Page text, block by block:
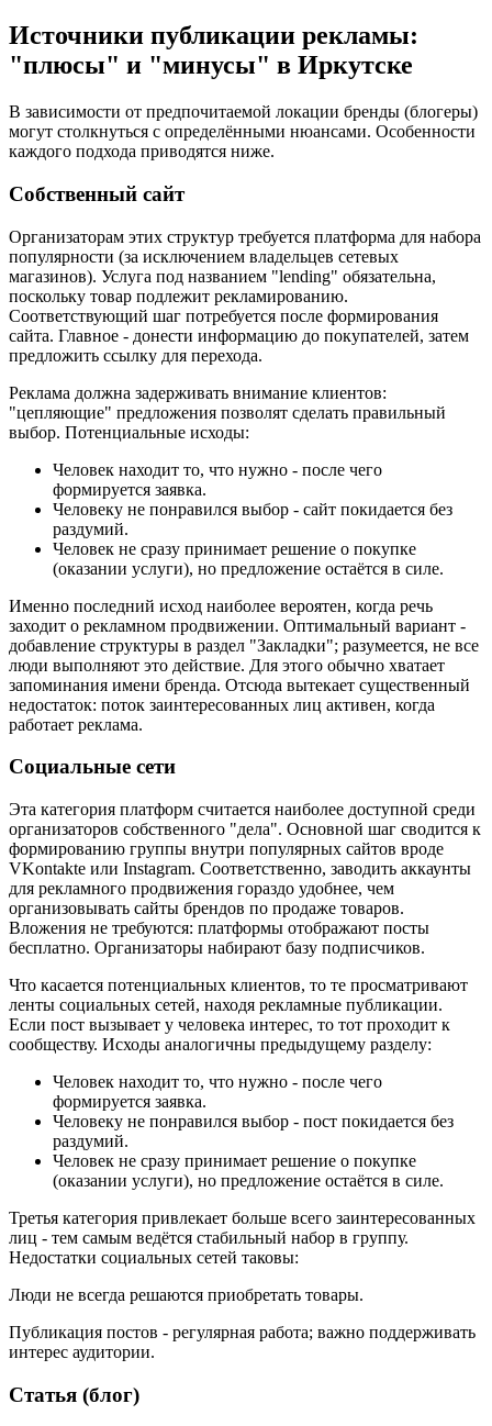
Источники публикации рекламы:
"плюсы" и "минусы" в Иркутске
В зависимости от предпочитаемой локации бренды (блогеры)
могут столкнуться с определёнными нюансами. Особенности
каждого подхода приводятся ниже.
Собственный сайт
Организаторам этих структур требуется платформа для набора
популярности (за исключением владельцев сетевых
магазинов). Услуга под названием "lending" обязательна,
поскольку товар подлежит рекламированию.
Соответствующий шаг потребуется после формирования
сайта. Главное - донести информацию до покупателей, затем
предложить ссылку для перехода.
Реклама должна задерживать внимание клиентов:
"цепляющие" предложения позволят сделать правильный
выбор. Потенциальные исходы:
Человек находит то, что нужно - после чего
формируется заявка.
Человеку не понравился выбор - сайт покидается без
раздумий.
Человек не сразу принимает решение о покупке
(оказании услуги), но предложение остаётся в силе.
Именно последний исход наиболее вероятен, когда речь
заходит о рекламном продвижении. Оптимальный вариант -
добавление структуры в раздел "Закладки"; разумеется, не все
люди выполняют это действие. Для этого обычно хватает
запоминания имени бренда. Отсюда вытекает существенный
недостаток: поток заинтересованных лиц активен, когда
работает реклама.
Социальные сети
Эта категория платформ считается наиболее доступной среди
организаторов собственного "дела". Основной шаг сводится к
формированию группы внутри популярных сайтов вроде
VKontakte или Instagram. Соответственно, заводить аккаунты
для рекламного продвижения гораздо удобнее, чем
организовывать сайты брендов по продаже товаров.
Вложения не требуются: платформы отображают посты
бесплатно. Организаторы набирают базу подписчиков.
Что касается потенциальных клиентов, то те просматривают
ленты социальных сетей, находя рекламные публикации.
Если пост вызывает у человека интерес, то тот проходит к
сообществу. Исходы аналогичны предыдущему разделу:
Человек находит то, что нужно - после чего
формируется заявка.
Человеку не понравился выбор - пост покидается без
раздумий.
Человек не сразу принимает решение о покупке
(оказании услуги), но предложение остаётся в силе.
Третья категория привлекает больше всего заинтересованных
лиц - тем самым ведётся стабильный набор в группу.
Недостатки социальных сетей таковы:
Люди не всегда решаются приобретать товары.
Публикация постов - регулярная работа; важно поддерживать
интерес аудитории.
Статья (блог)